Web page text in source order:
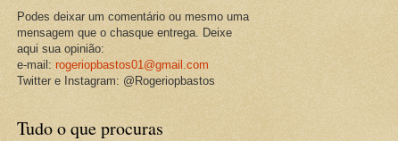
Podes deixar um comentário ou mesmo uma
mensagem que o chasque entrega. Deixe
aqui sua opinião:
e-mail: rogeriopbastos01@gmail.com
Twitter e Instagram: @Rogeriopbastos
Tudo o que procuras